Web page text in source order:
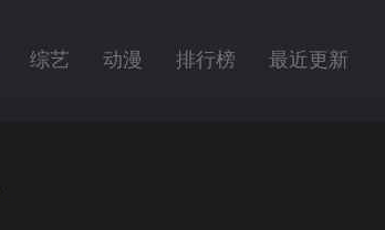
综艺 动漫 排行榜 最近更新